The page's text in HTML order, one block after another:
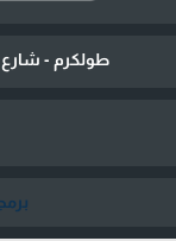
طولكرم -